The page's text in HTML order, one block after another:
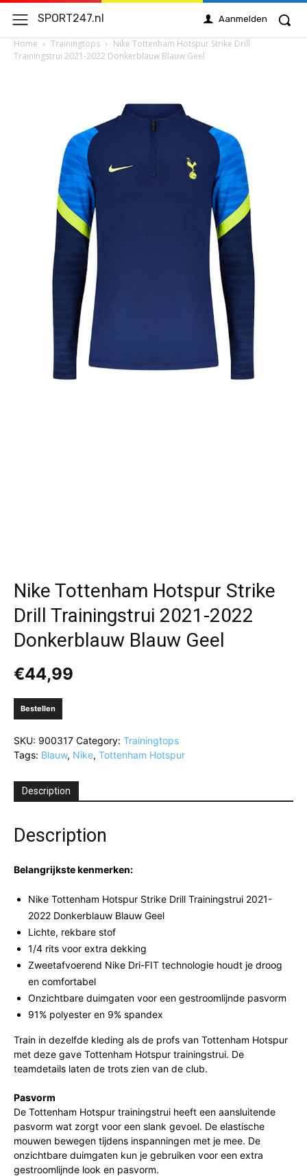
SPORT247.nl Aanmelden
Home Trainingtops
Nike Tottenham Hotspur Strike Drill
Trainingstrui 2021-2022 Donkerblauw Blauw Geel
Nike Tottenham Hotspur Strike
Drill Trainingstrui 2021-2022
Donkerblauw Blauw Geel
€44,99
Bestellen
SKU: 900317 Category: Trainingtops
Tags: Blauw, Nike, Tottenham Hotspur
Description
Description
Belangrijkste kenmerken:
Nike Tottenham Hotspur Strike Drill Trainingstrui 2021-
2022 Donkerblauw Blauw Geel
Lichte, rekbare stof
1/4 rits voor extra dekking
Zweetafvoerend Nike Dri-FIT technologie houdt je droog
en comfortabel
Onzichtbare duimgaten voor een gestroomlijnde pasvorm
91% polyester en 9% spandex
Train in dezelfde kleding als de profs van Tottenham Hotspur
met deze gave Tottenham Hotspur trainingstrui. De
teamdetails laten de trots zien van de club.
Pasvorm
De Tottenham Hotspur trainingstrui heeft een aansluitende
pasvorm wat zorgt voor een slank gevoel. De elastische
mouwen bewegen tijdens inspanningen met je mee. De
onzichtbare duimgaten kun je gebruiken voor een extra
gestroomlijnde look en pasvorm.